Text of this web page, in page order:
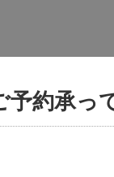
予約承っ